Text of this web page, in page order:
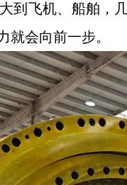
到飞机、船舶，
就会向前一步。